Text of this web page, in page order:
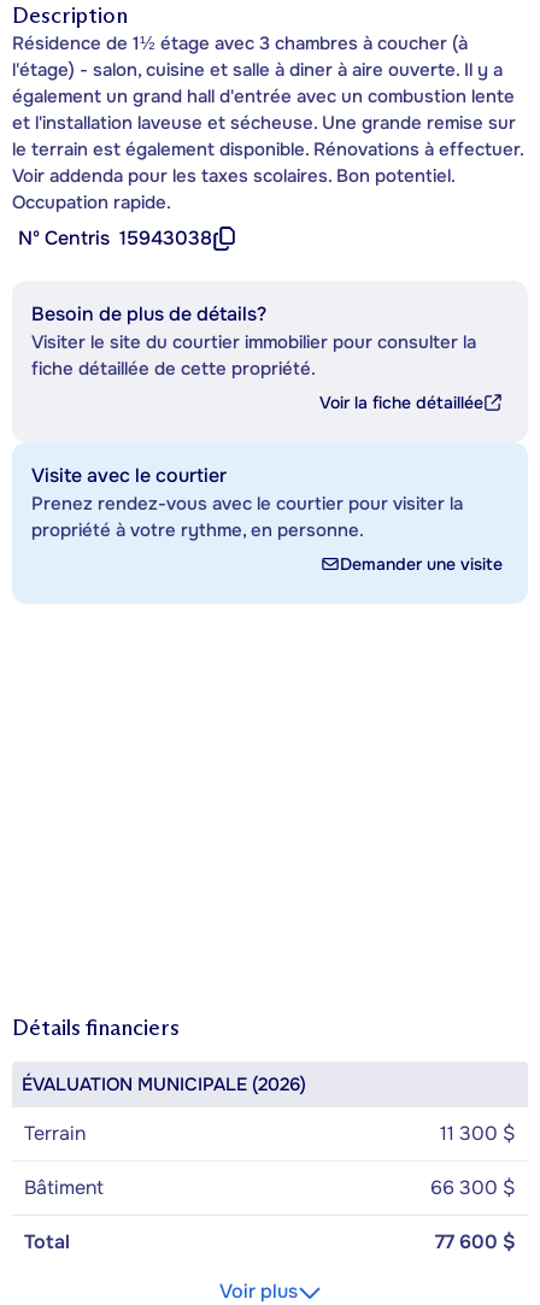
Description
Résidence de 1½ étage avec 3 chambres à coucher (à
l'étage) - salon, cuisine et salle à diner à aire ouverte. Il y a
également un grand hall d'entrée avec un combustion lente
et l'installation laveuse et sécheuse. Une grande remise sur
le terrain est également disponible. Rénovations à effectuer.
Voir addenda pour les taxes scolaires. Bon potentiel.
Occupation rapide.
Nº Centris 15943038
Besoin de plus de détails?
Visiter le site du courtier immobilier pour consulter la
fiche détaillée de cette propriété.
Voir la fiche détaillée
Visite avec le courtier
Prenez rendez-vous avec le courtier pour visiter la
propriété à votre rythme, en personne.
Demander une visite
Détails financiers
ÉVALUATION MUNICIPALE (2026)
Terrain 11 300 $
Bâtiment 66 300 $
Total
77 600 $
Voir plus